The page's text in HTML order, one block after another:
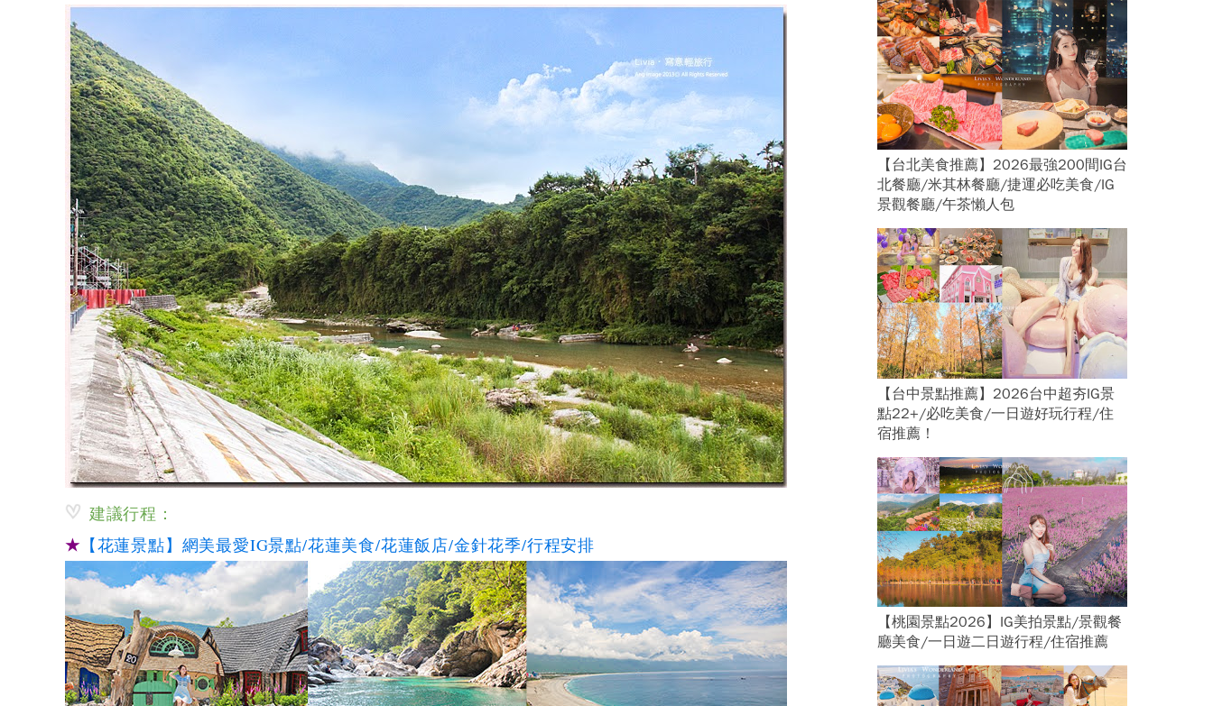
建議行程：
★ 【花蓮景點】網美最愛IG景點/花蓮美食/花蓮飯店/金針花季/行程安排
【台北美食推薦】2026最強200間IG台
北餐廳/米其林餐廳/捷運必吃美食/IG
景觀餐廳/午茶懶人包
【台中景點推薦】2026台中超夯IG景
點22+/必吃美食/一日遊好玩行程/住
宿推薦！
【桃園景點2026】IG美拍景點/景觀餐
廳美食/一日遊二日遊行程/住宿推薦